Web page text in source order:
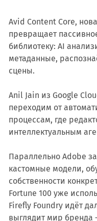
Avid Content Core,
превращает
библиотеку: AI
метаданные,
сцены.
Anil Jain из Google
переходим от
процессам, где
интеллектуальным
Параллельно Adobe
кастомные модели,
собственности
Fortune 100 уже
Firefly Foundry идёт
выглядит мир бренда